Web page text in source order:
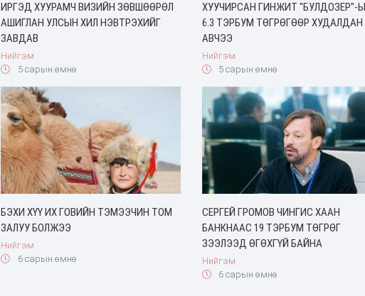
ИРГЭД ХУУРАМЧ ВИЗИЙН ЗӨВШӨӨРӨЛ
АШИГЛАН УЛСЫН ХИЛ НЭВТРЭХИЙГ
ЗАВДАВ
Нийгэм
5 сарын өмнө
ХУУЧИРСАН ГИНЖИТ "БУЛДОЗЕР"-
6.3 ТЭРБУМ ТӨГРӨГӨӨР ХУДАЛДАН
АВЧЭЭ
Нийгэм
5 сарын өмнө
БЭХИ ХҮҮ ИХ ГОВИЙН ТЭМЭЭЧИН ТОМ
ЗАЛУУ БОЛЖЭЭ
Нийгэм
6 сарын өмнө
СЕРГЕЙ ГРОМОВ ЧИНГИС ХААН
БАНКНААС 19 ТЭРБУМ ТӨГРӨГ
ЗЭЭЛЭЭД ӨГӨХГҮЙ БАЙНА
Нийгэм
6 сарын өмнө